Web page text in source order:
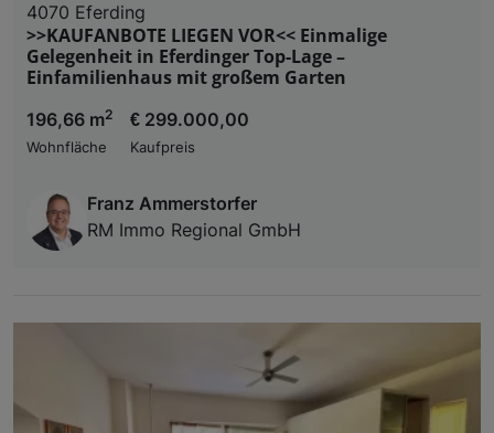
4070 Eferding
>>KAUFANBOTE LIEGEN VOR<< Einmalige
Gelegenheit in Eferdinger Top-Lage –
Einfamilienhaus mit großem Garten
196,66 m2
Wohnfläche
€ 299.000,00
Kaufpreis
Franz Ammerstorfer
RM Immo Regional GmbH